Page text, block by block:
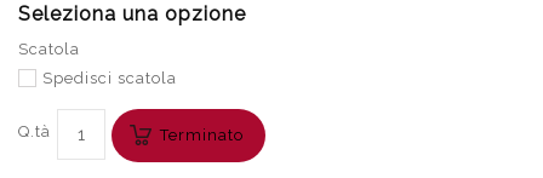
Seleziona una opzione
Scatola
Spedisci scatola
Q.tà Terminato